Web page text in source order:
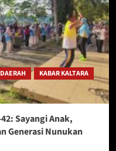
KABAR KALTARA
Sayangi Anak,
Generasi Nunukan